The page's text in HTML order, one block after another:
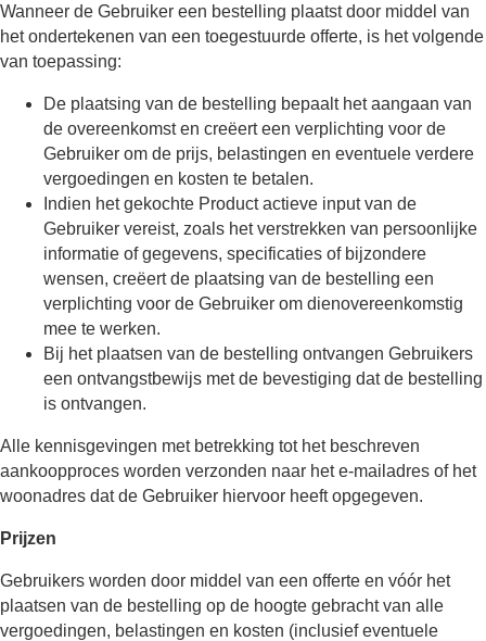
Wanneer de Gebruiker een bestelling plaatst door middel van
het ondertekenen van een toegestuurde offerte, is het volgende
van toepassing:
De plaatsing van de bestelling bepaalt het aangaan van
de overeenkomst en creëert een verplichting voor de
Gebruiker om de prijs, belastingen en eventuele verdere
vergoedingen en kosten te betalen.
Indien het gekochte Product actieve input van de
Gebruiker vereist, zoals het verstrekken van persoonlijke
informatie of gegevens, specificaties of bijzondere
wensen, creëert de plaatsing van de bestelling een
verplichting voor de Gebruiker om dienovereenkomstig
mee te werken.
Bij het plaatsen van de bestelling ontvangen Gebruikers
een ontvangstbewijs met de bevestiging dat de bestelling
is ontvangen.
Alle kennisgevingen met betrekking tot het beschreven
aankoopproces worden verzonden naar het e-mailadres of het
woonadres dat de Gebruiker hiervoor heeft opgegeven.
Prijzen
Gebruikers worden door middel van een offerte en vóór het
plaatsen van de bestelling op de hoogte gebracht van alle
vergoedingen, belastingen en kosten (inclusief eventuele